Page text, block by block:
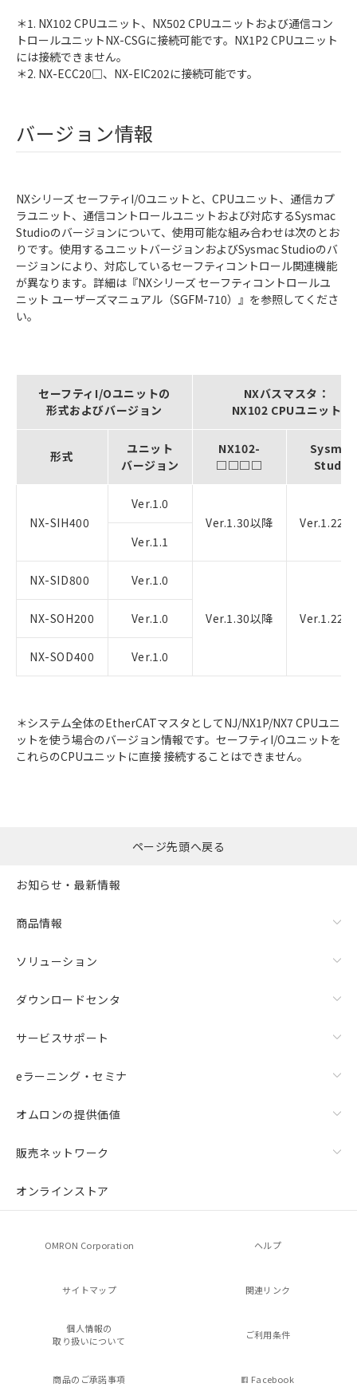
＊1. NX102 CPUユニット、NX502 CPUユニットおよび通信コン
トロールユニットNX-CSGに接続可能です。NX1P2 CPUユニット
には接続できません。
＊2. NX-ECC20□、NX-EIC202に接続可能です。
バージョン情報
NXシリーズ セーフティI/Oユニットと、CPUユニット、通信カプ
ラユニット、通信コントロールユニットおよび対応するSysmac
Studioのバージョンについて、使用可能な組み合わせは次のとお
りです。使用するユニットバージョンおよびSysmac Studioのバ
ージョンにより、対応しているセーフティコントロール関連機能
が異なります。詳細は『NXシリーズ セーフティコントロールユ
ニット ユーザーズマニュアル（SGFM-710）』を参照してくださ
い。
セーフティI/Oユニットの
形式およびバージョン
NXバスマスタ：
NX102 CPUユニット
形式
ユニット
バージョン
NX102-
□□□□
Sysmac
Studio
NX-SIH400
Ver.1.0
Ver.1.30以降
Ver.1.22
Ver.1.1
NX-SID800 Ver.1.0
Ver.1.30以降 Ver.1.22
NX-SOH200 Ver.1.0
NX-SOD400 Ver.1.0
＊システム全体のEtherCATマスタとしてNJ/NX1P/NX7 CPUユニ
ットを使う場合のバージョン情報です。セーフティI/Oユニットを
これらのCPUユニットに直接 接続することはできません。
ページ先頭へ戻る
お知らせ・最新情報
商品情報
ソリューション
ダウンロードセンタ
サービスサポート
eラーニング・セミナ
オムロンの提供価値
販売ネットワーク
オンラインストア
OMRON Corporation ヘルプ
サイトマップ 関連リンク
個人情報の
取り扱いについて
ご利用条件
商品のご承諾事項 Facebook